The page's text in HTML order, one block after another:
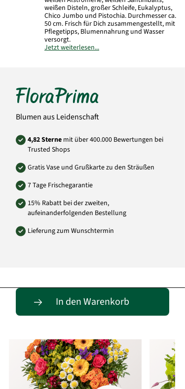
weißen Disteln, großer Schleife, Eukalyptus,
Chico Jumbo und Pistochia. Durchmesser ca.
50 cm. Frisch für Dich zusammengestellt, mit
Pflegetipps, Blumennahrung und Wasser
versorgt.
FloraPrima GmbH
Didderser Str. 28
38176 Wendeburg
Jetzt weiterlesen...
Blumen aus Leidenschaft
4,82 Sterne mit über 400.000 Bewertungen bei
Trusted Shops
Gratis Vase und Grußkarte zu den Sträußen
7 Tage Frischegarantie
15% Rabatt bei der zweiten,
aufeinanderfolgenden Bestellung
Lieferung zum Wunschtermin
In den Warenkorb
Passende Alternativen